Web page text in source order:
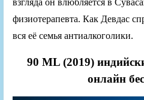
взгляда он влюбляется в
физиотерапевта. Как Девдас
вся её семья антиалкоголики.
90 ML (2019)
онлайн